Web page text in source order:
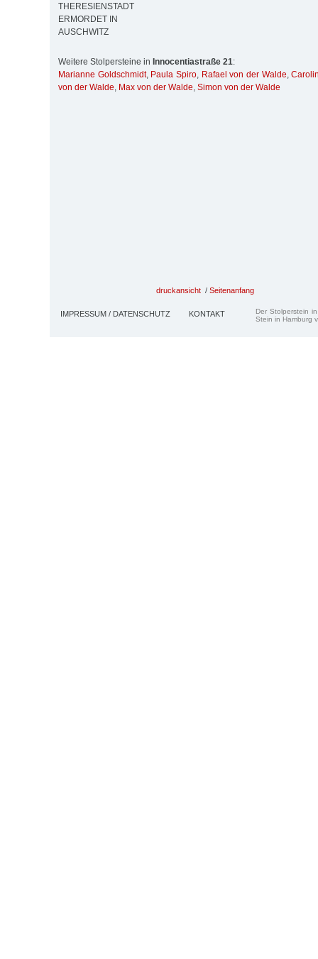
THERESIENSTADT
ERMORDET IN
AUSCHWITZ
Weitere Stolpersteine in Innocentiastraße 21:
Marianne Goldschmidt, Paula Spiro, Rafael von der Walde,
von der Walde, Max von der Walde, Simon von der Walde
druckansicht / Seitenanfang
IMPRESSUM / DATENSCHUTZ KONTAKT
Der Stolperstein
Stein in Hamburg